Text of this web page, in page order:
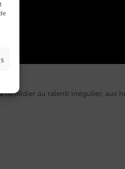
remédier au ralenti irrégulier, aux